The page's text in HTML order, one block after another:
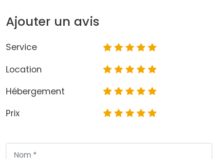
Ajouter un avis
Service
Location
Hébergement
Prix